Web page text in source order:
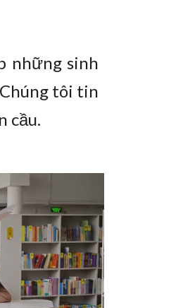
những sinh
tôi tin
cầu.